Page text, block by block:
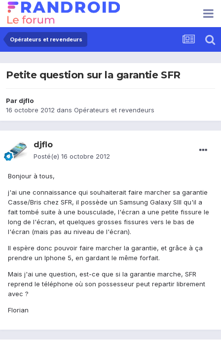
Opérateurs et revendeurs
Petite question sur la garantie SFR
Par djflo
16 octobre 2012 dans Opérateurs et revendeurs
djflo
Posté(e) 16 octobre 2012
Bonjour à tous,
j'ai une connaissance qui souhaiterait faire marcher sa garantie
Casse/Bris chez SFR, il possède un Samsung Galaxy SIII qu'il a
fait tombé suite à une bousculade, l'écran a une petite fissure le
long de l'écran, et quelques grosses fissures vers le bas de
l'écran (mais pas au niveau de l'écran).
Il espère donc pouvoir faire marcher la garantie, et grâce à ça
prendre un Iphone 5, en gardant le même forfait.
Mais j'ai une question, est-ce que si la garantie marche, SFR
reprend le téléphone où son possesseur peut repartir librement
avec ?
Florian